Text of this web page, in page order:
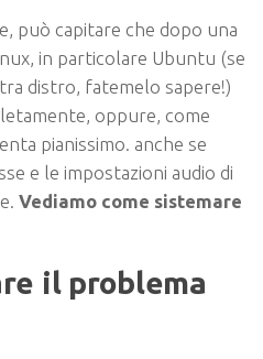
può capitare che dopo una
, in particolare Ubuntu (se
distro, fatemelo sapere!)
, oppure, come
pianissimo. anche se
e le impostazioni audio di
Vediamo come sistemare
il problema